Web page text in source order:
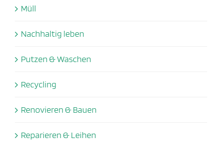
Müll
Nachhaltig leben
Putzen & Waschen
Recycling
Renovieren & Bauen
Reparieren & Leihen